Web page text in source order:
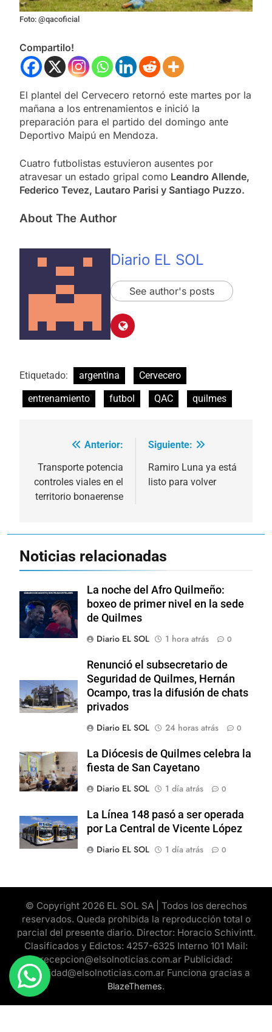
Foto: @qacoficial
Compartilo!
El plantel del Cervecero retornó este martes por la
mañana a los entrenamientos e inició la
preparación para el partido del domingo ante
Deportivo Maipú en Mendoza.
Cuatro futbolistas estuvieron ausentes por
atravesar un estado gripal como Leandro Allende,
Federico Tevez, Lautaro Parisi y Santiago Puzzo.
About The Author
Diario EL SOL
See author's posts
Etiquetado: argentina
Cervecero
entrenamiento
futbol QAC quilmes
Navegación
de
entradas
Anterior:
Transporte potencia
controles viales en el
territorio bonaerense
Siguiente:
Ramiro Luna ya está
listo para volver
Noticias relacionadas
La noche del Afro Quilmeño:
boxeo de primer nivel en la sede
de Quilmes
Diario EL SOL
1 hora atrás 0
Renunció el subsecretario de
Seguridad de Quilmes, Hernán
Ocampo, tras la difusión de chats
privados
Diario EL SOL
24 horas atrás 0
La Diócesis de Quilmes celebra la
fiesta de San Cayetano
Diario EL SOL
1 día atrás 0
La Línea 148 pasó a ser operada
por La Central de Vicente López
Diario EL SOL
1 día atrás 0
© Copyright 2026 EL SOL SA | Todos los derechos
reservados. Queda prohibida la reproducción total o
parcial del presente diario. Director: Horacio Schivintt.
Clasificados y Edictos: 4257-6325 Interno 101 Mail:
recepcion@elsolnoticias.com.ar Publicidad:
publicidad@elsolnoticias.com.ar Funciona gracias a
BlazeThemes.